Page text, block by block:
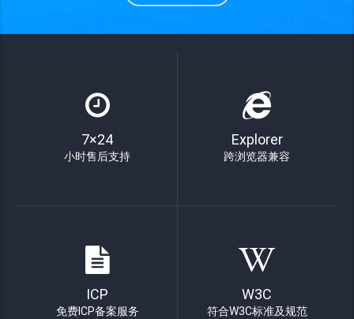
7×24
小时售后支持
Explorer
跨浏览器兼容
ICP
免费ICP备案服务
W3C
符合W3C标准及规范